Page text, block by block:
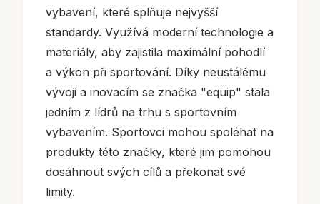
vybavení, které splňuje nejvyšší
standardy. Využívá moderní technologie a
materiály, aby zajistila maximální pohodlí
a výkon při sportování. Díky neustálému
vývoji a inovacím se značka "equip" stala
jedním z lídrů na trhu s sportovním
vybavením. Sportovci mohou spoléhat na
produkty této značky, které jim pomohou
dosáhnout svých cílů a překonat své
limity.